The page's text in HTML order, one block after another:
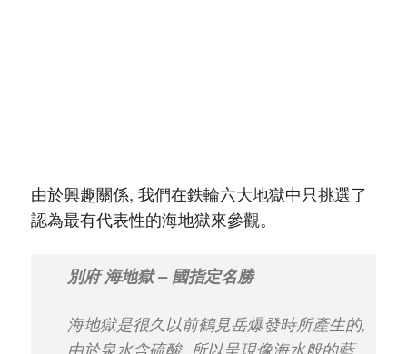
由於興趣關係, 我們在鉄輪六大地獄中只挑選了
認為最有代表性的海地獄來參觀。
別府 海地獄 – 國指定名勝
海地獄是很久以前鶴見岳爆發時所產生的,
由於泉水含硫酸, 所以呈現像海水般的藍